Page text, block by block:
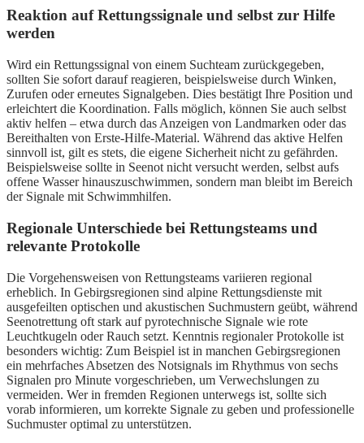
Reaktion auf Rettungssignale und selbst zur Hilfe
werden
Wird ein Rettungssignal von einem Suchteam zurückgegeben,
sollten Sie sofort darauf reagieren, beispielsweise durch Winken,
Zurufen oder erneutes Signalgeben. Dies bestätigt Ihre Position und
erleichtert die Koordination. Falls möglich, können Sie auch selbst
aktiv helfen – etwa durch das Anzeigen von Landmarken oder das
Bereithalten von Erste-Hilfe-Material. Während das aktive Helfen
sinnvoll ist, gilt es stets, die eigene Sicherheit nicht zu gefährden.
Beispielsweise sollte in Seenot nicht versucht werden, selbst aufs
offene Wasser hinauszuschwimmen, sondern man bleibt im Bereich
der Signale mit Schwimmhilfen.
Regionale Unterschiede bei Rettungsteams und
relevante Protokolle
Die Vorgehensweisen von Rettungsteams variieren regional
erheblich. In Gebirgsregionen sind alpine Rettungsdienste mit
ausgefeilten optischen und akustischen Suchmustern geübt, während
Seenotrettung oft stark auf pyrotechnische Signale wie rote
Leuchtkugeln oder Rauch setzt. Kenntnis regionaler Protokolle ist
besonders wichtig: Zum Beispiel ist in manchen Gebirgsregionen
ein mehrfaches Absetzen des Notsignals im Rhythmus von sechs
Signalen pro Minute vorgeschrieben, um Verwechslungen zu
vermeiden. Wer in fremden Regionen unterwegs ist, sollte sich
vorab informieren, um korrekte Signale zu geben und professionelle
Suchmuster optimal zu unterstützen.